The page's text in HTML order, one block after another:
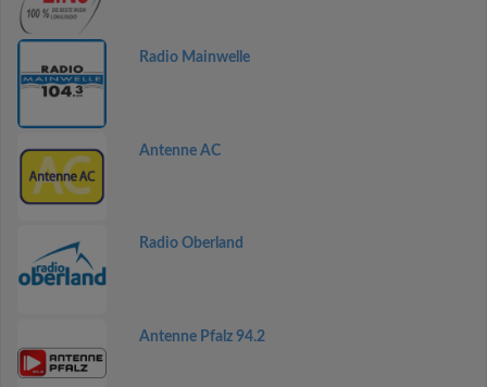
Radio Mainwelle
Antenne AC
Radio Oberland
Antenne Pfalz 94.2